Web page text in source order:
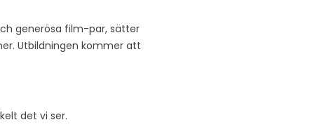
generösa film-par, sätter
Utbildningen kommer att
det vi ser.